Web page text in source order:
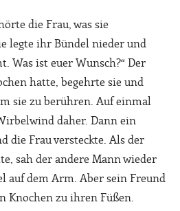
die Frau, was sie
legte ihr Bündel nieder und
Was ist euer Wunsch?“ Der
hatte, begehrte sie und
sie zu berühren. Auf einmal
daher. Dann ein
die Frau versteckte. Als der
sah der andere Mann wieder
auf dem Arm. Aber sein Freund
Knochen zu ihren Füßen.